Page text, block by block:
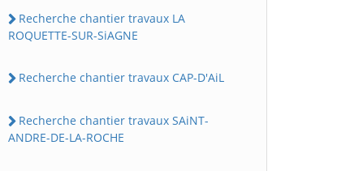
Recherche chantier travaux LA
ROQUETTE-SUR-SiAGNE
Recherche chantier travaux CAP-D'AiL
Recherche chantier travaux SAiNT-
ANDRE-DE-LA-ROCHE